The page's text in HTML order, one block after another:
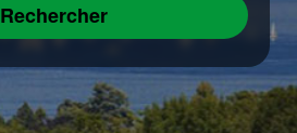
Rechercher